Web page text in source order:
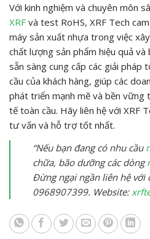
Với kinh nghiệm và chuyên môn
XRF và test RoHS, XRF Tech
máy sản xuất nhựa trong việc
chất lượng sản phẩm hiệu quả và
sẵn sàng cung cấp các giải pháp
cầu của khách hàng, giúp các
phát triển mạnh mẽ và bền vững
tế toàn cầu. Hãy liên hệ với XRF
tư vấn và hỗ trợ tốt nhất.
“Nếu bạn đang có nhu cầu
chữa, bão dưỡng các dòng
Đừng ngại ngần liên hệ với
0968907399. Website: